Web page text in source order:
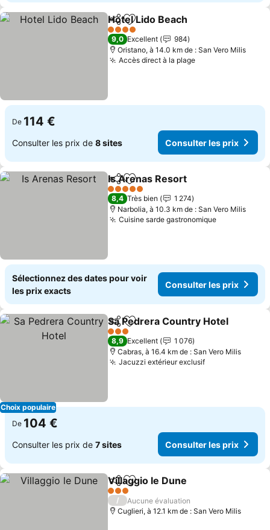
PartagerAjouter à mes favoris
Hotel Lido Beach
4 Étoiles
9,0 Excellent
984
Oristano, à 14.0 km de : San Vero Milis
Accès direct à la plage
De 114 €
Consulter les prix de 8 sites Consulter les prix
PartagerAjouter à mes favoris
Is Arenas Resort
5 Étoiles
8,4 Très bien
1 274
Narbolia, à 10.3 km de : San Vero Milis
Cuisine sarde gastronomique
Sélectionnez des dates pour voir
les prix exacts
Consulter les prix
Choix populaire
PartagerAjouter à mes favoris
Sa Pedrera Country Hotel
3 Étoiles
8,9 Excellent
1 076
Cabras, à 16.4 km de : San Vero Milis
Jacuzzi extérieur exclusif
De 104 €
Consulter les prix de 7 sites Consulter les prix
PartagerAjouter à mes favoris
Villaggio le Dune
3 Étoiles
/
Aucune évaluation
Cuglieri, à 12.1 km de : San Vero Milis